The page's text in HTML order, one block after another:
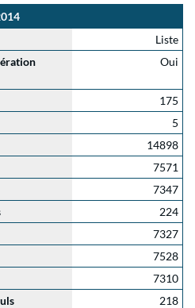
Liste
Oui
175
5
14898
7571
7347
224
7327
7528
7310
218